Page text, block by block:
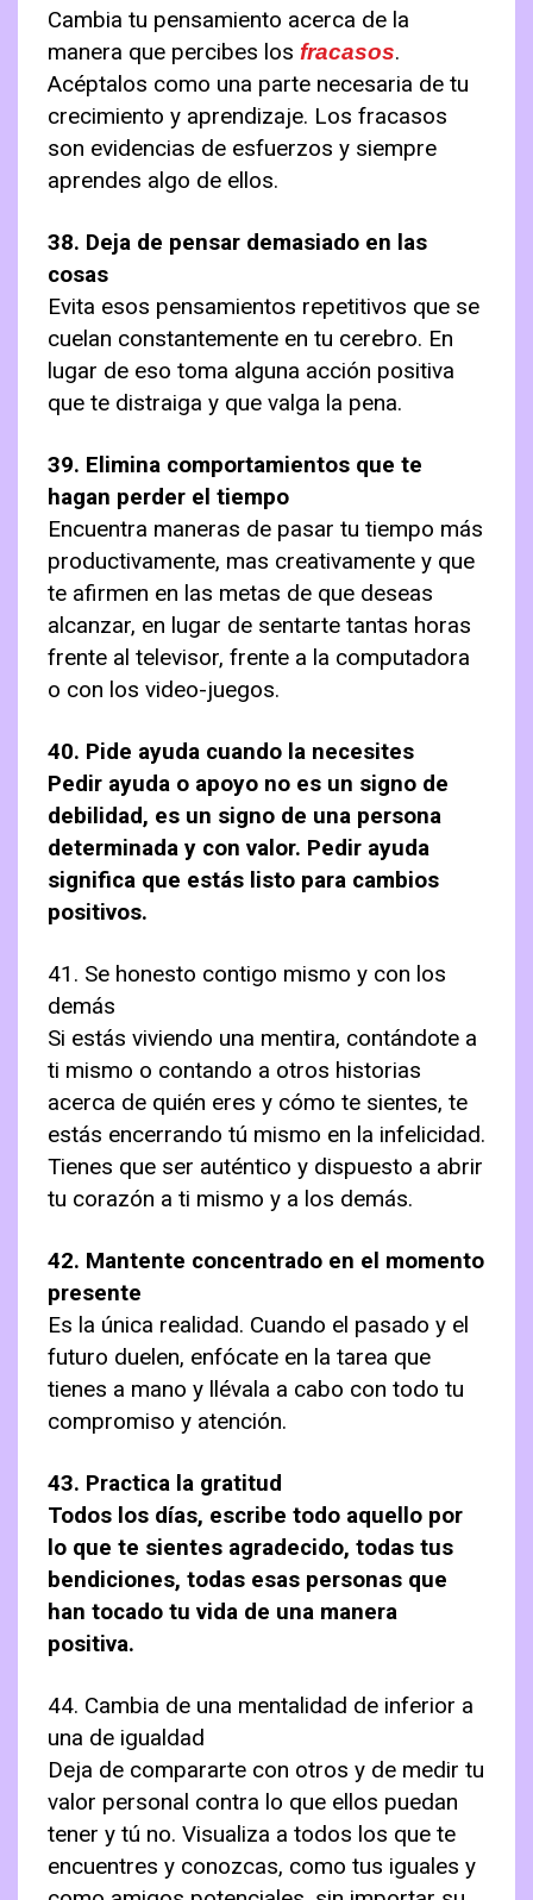
Cambia tu pensamiento acerca de la
manera que percibes los fracasos.
Acéptalos como una parte necesaria de tu
crecimiento y aprendizaje. Los fracasos
son evidencias de esfuerzos y siempre
aprendes algo de ellos.
38. Deja de pensar demasiado en las
cosas
Evita esos pensamientos repetitivos que se
cuelan constantemente en tu cerebro. En
lugar de eso toma alguna acción positiva
que te distraiga y que valga la pena.
39. Elimina comportamientos que te
hagan perder el tiempo
Encuentra maneras de pasar tu tiempo más
productivamente, mas creativamente y que
te afirmen en las metas de que deseas
alcanzar, en lugar de sentarte tantas horas
frente al televisor, frente a la computadora
o con los video-juegos.
40. Pide ayuda cuando la necesites
Pedir ayuda o apoyo no es un signo de
debilidad, es un signo de una persona
determinada y con valor. Pedir ayuda
significa que estás listo para cambios
positivos.
41. Se honesto contigo mismo y con los
demás
Si estás viviendo una mentira, contándote a
ti mismo o contando a otros historias
acerca de quién eres y cómo te sientes, te
estás encerrando tú mismo en la infelicidad.
Tienes que ser auténtico y dispuesto a abrir
tu corazón a ti mismo y a los demás.
42. Mantente concentrado en el momento
presente
Es la única realidad. Cuando el pasado y el
futuro duelen, enfócate en la tarea que
tienes a mano y llévala a cabo con todo tu
compromiso y atención.
43. Practica la gratitud
Todos los días, escribe todo aquello por
lo que te sientes agradecido, todas tus
bendiciones, todas esas personas que
han tocado tu vida de una manera
positiva.
44. Cambia de una mentalidad de inferior a
una de igualdad
Deja de compararte con otros y de medir tu
valor personal contra lo que ellos puedan
tener y tú no. Visualiza a todos los que te
encuentres y conozcas, como tus iguales y